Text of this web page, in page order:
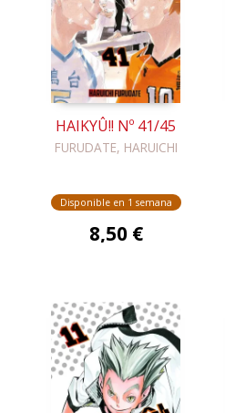
HAIKYÛ!! Nº 41/45
FURUDATE, HARUICHI
Disponible en 1 semana
8,50 €